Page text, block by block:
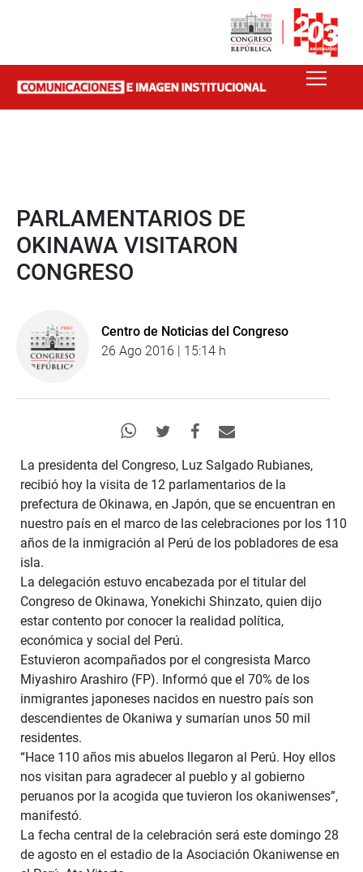
PARLAMENTARIOS DE
OKINAWA VISITARON
CONGRESO
Centro de Noticias del Congreso
26 Ago 2016 | 15:14 h
La presidenta del Congreso, Luz Salgado Rubianes,
recibió hoy la visita de 12 parlamentarios de la
prefectura de Okinawa, en Japón, que se encuentran en
nuestro país en el marco de las celebraciones por los 110
años de la inmigración al Perú de los pobladores de esa
isla.
La delegación estuvo encabezada por el titular del
Congreso de Okinawa, Yonekichi Shinzato, quien dijo
estar contento por conocer la realidad política,
económica y social del Perú.
Estuvieron acompañados por el congresista Marco
Miyashiro Arashiro (FP). Informó que el 70% de los
inmigrantes japoneses nacidos en nuestro país son
descendientes de Okaniwa y sumarían unos 50 mil
residentes.
“Hace 110 años mis abuelos llegaron al Perú. Hoy ellos
nos visitan para agradecer al pueblo y al gobierno
peruanos por la acogida que tuvieron los okaniwenses”,
manifestó.
La fecha central de la celebración será este domingo 28
de agosto en el estadio de la Asociación Okaniwense en